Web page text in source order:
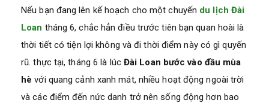
Nếu bạn đang lên kế hoạch cho một chuyến du lịch Đài
Loan tháng 6, chắc hẳn điều trước tiên bạn quan hoài là
thời tiết có tiện lợi không và đi thời điểm này có gì quyến
rũ. thực tại, tháng 6 là lúc Đài Loan bước vào đầu mùa
hè với quang cảnh xanh mát, nhiều hoạt động ngoài trời
và các điểm đến nức danh trở nên sống động hơn bao